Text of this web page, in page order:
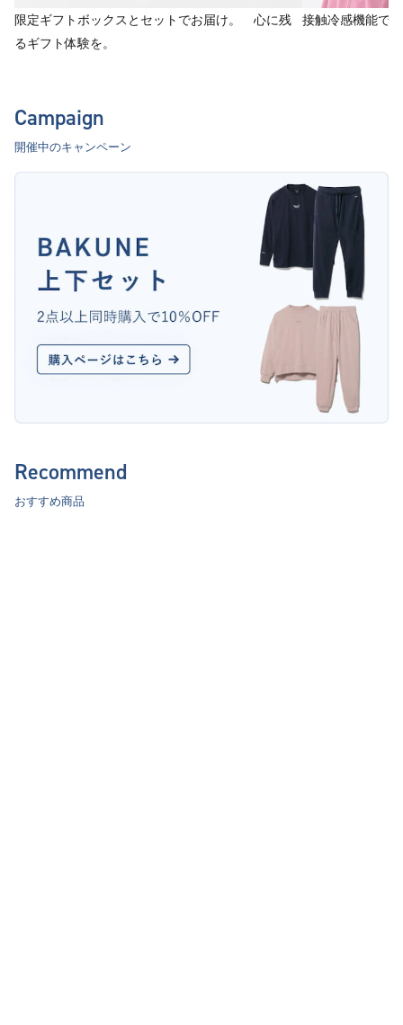
限定ギフトボックスとセットでお届け。 心に残
るギフト体験を。
接触冷感機能で
Campaign
開催中のキャンペーン
Recommend
おすすめ商品